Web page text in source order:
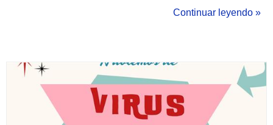
allá de las fronteras del aula. Su responsabilidad, va más allá de
Continuar leyendo »